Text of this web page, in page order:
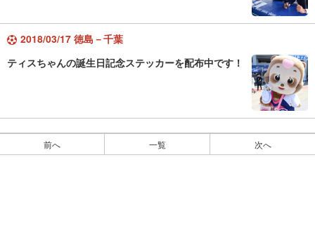
2018/03/17 徳島－千葉
ティスちゃんの誕生日記念ステッカーを配布中です！
前へ 一覧 次へ